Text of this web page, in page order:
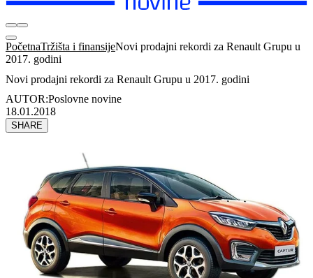
PočetnaTržišta i finansijeNovi prodajni rekordi za Renault Grupu u
2017. godini
Novi prodajni rekordi za Renault Grupu u 2017. godini
AUTOR:Poslovne novine
18.01.2018
SHARE